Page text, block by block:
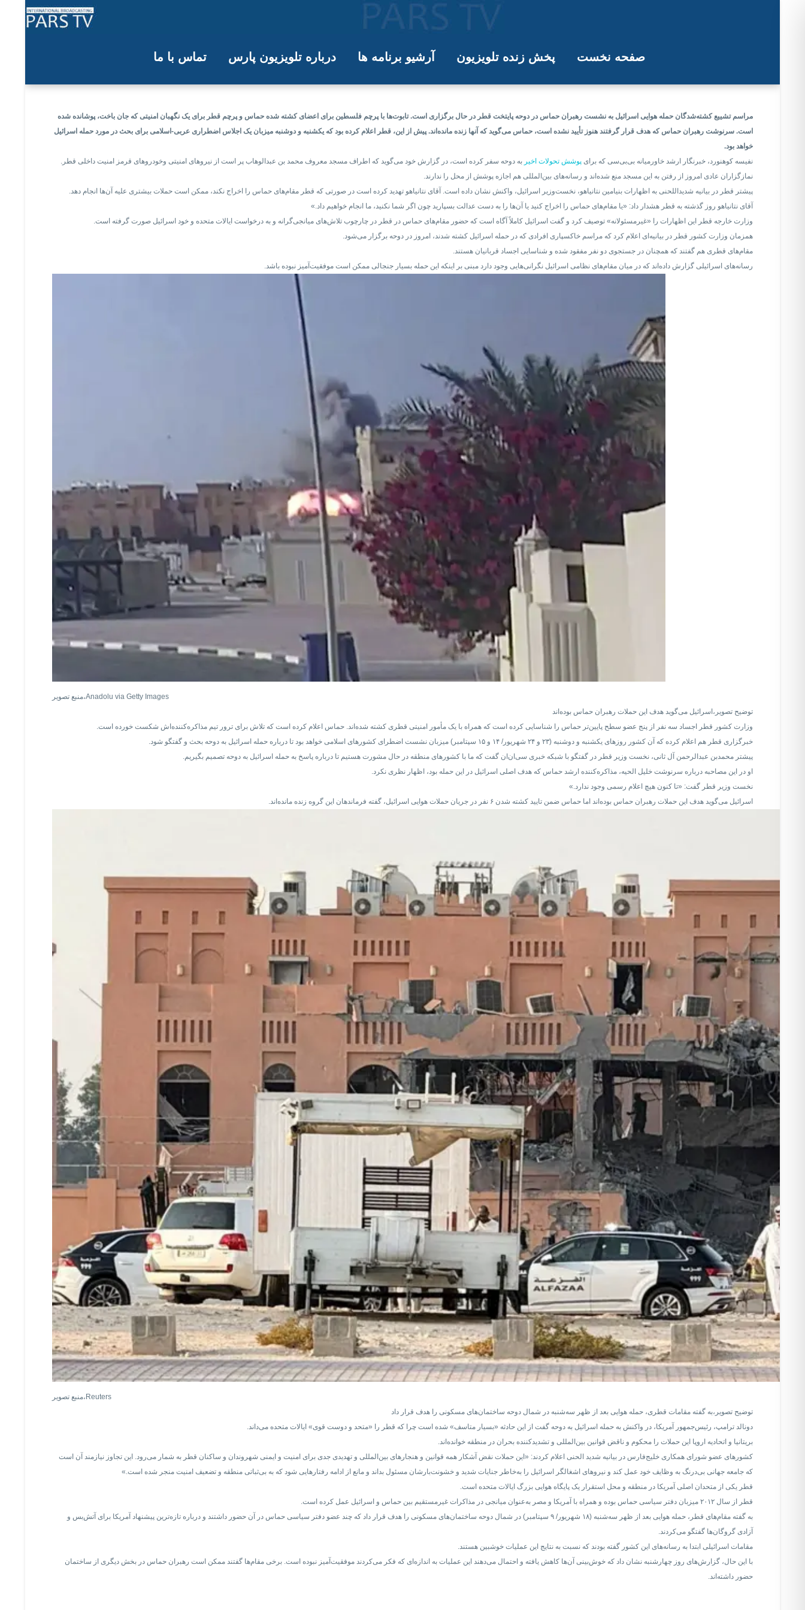
تماس با ما درباره تلویزیون پارس آرشیو برنامه ها پخش زنده تلویزیون صفحه نخست
تشییع کشته‌شدگان حمله اسرائیل به دوحه، همزمان با واکنش تند قطر به اظهارات نتانیاهو
مراسم تشییع کشته‌شدگان حمله هوایی اسرائیل به نشست رهبران حماس در دوحه پایتخت قطر در حال برگزاری است. تابوت‌ها با پرچم فلسطین برای اعضای کشته شده حماس و پرچم قطر برای یک نگهبان امنیتی که جان باخت، پوشانده شده
است. سرنوشت رهبران حماس که هدف قرار گرفتند هنوز تأیید نشده است، حماس می‌گوید که آنها زنده مانده‌اند. پیش از این، قطر اعلام کرده بود که یکشنبه و دوشنبه میزبان یک اجلاس اضطراری عربی-اسلامی برای بحث در مورد حمله اسرائیل
خواهد بود.
نفیسه کوهنورد، خبرنگار ارشد خاورمیانه بی‌بی‌سی که برای پوشش تحولات اخیر به دوحه سفر کرده است، در گزارش خود می‌گوید که اطراف مسجد معروف محمد بن عبدالوهاب پر است از نیروهای امنیتی و‌خودروهای قرمز امنیت داخلی قطر.
نمازگزاران عادی امروز از رفتن به این مسجد منع شده‌اند و‌ رسانه‌های بین‌المللی هم‌ اجازه پوشش از محل را ندارند.
پیشتر قطر در بیانیه‌ شدیداللحنی به اظهارات بنیامین نتانیاهو، نخست‌وزیر اسرائیل، واکنش نشان داده است. آقای نتانیاهو تهدید کرده است در صورتی که قطر مقام‌های حماس را اخراج نکند، ممکن است حملات بیشتری علیه آن‌ها انجام دهد.
آقای نتانیاهو روز گذشته به قطر هشدار داد: «یا مقام‌های حماس را اخراج کنید یا آن‌ها را به دست عدالت بسپارید چون اگر شما نکنید، ما انجام خواهیم داد.»
وزارت خارجه قطر این اظهارات را «غیرمسئولانه» توصیف کرد و گفت اسرائیل کاملاً آگاه است که حضور مقام‌های حماس در قطر در چارچوب تلاش‌های میانجی‌گرانه و به درخواست ایالات متحده و خود اسرائیل صورت گرفته است.
همزمان وزارت کشور قطر در بیانیه‌ای اعلام کرد که مراسم خاکسپاری افرادی که در حمله اسرائیل کشته شدند، امروز در دوحه برگزار می‌شود.
مقام‌های قطری هم گفتند که همچنان در جستجوی دو نفر مفقود شده و شناسایی اجساد قربانیان هستند.
رسانه‌های اسرائیلی گزارش داده‌اند که در میان مقام‌های نظامی اسرائیل نگرانی‌هایی وجود دارد مبنی بر اینکه این حمله بسیار جنجالی ممکن است موفقیت‌آمیز نبوده باشد.
منبع تصویر،Anadolu via Getty Images
توضیح تصویر، اسرائیل می‌گوید هدف این حملات رهبران حماس بوده‌اند
وزارت کشور قطر اجساد سه نفر از پنج عضو سطح پایین‌تر حماس را شناسایی کرده است که همراه با یک مأمور امنیتی قطری کشته شده‌اند. حماس اعلام کرده است که تلاش برای ترور تیم مذاکره‌کننده‌اش شکست خورده است.
خبرگزاری قطر هم اعلام کرده که آن کشور روزهای یکشنبه و دوشنبه (۲۳ و ۲۴ شهریور/ ۱۴ و ۱۵ سپتامبر) میزبان نشست اضطرای کشورهای اسلامی خواهد بود تا درباره حمله اسرائیل به دوحه بحث و گفتگو شود.
پیشتر محمدبن عبدالرحمن آل ثانی، نخست وزیر قطر در گفتگو با شبکه خبری سی‌ان‌ان گفت که ما با کشورهای منطقه در حال مشورت هستیم تا درباره پاسخ به حمله اسرائیل به دوحه تصمیم بگیریم.
او در این مصاحبه درباره سرنوشت خلیل الحیه، مذاکره‌کننده ارشد حماس که هدف اصلی اسرائیل در این حمله بود، اظهار نظری نکرد.
نخست وزیر قطر گفت: «تا کنون هیچ اعلام رسمی وجود ندارد.»
اسرائیل می‌گوید هدف این حملات رهبران حماس بوده‌اند اما حماس ضمن تایید کشته شدن ۶ نفر در جریان حملات هوایی اسرائیل، گفته فرماندهان این گروه زنده مانده‌اند.
منبع تصویر، Reuters
توضیح تصویر،به گفته مقامات قطری، حمله هوایی بعد از ظهر سه‌شنبه در شمال دوحه ساختمان‌های مسکونی را هدف قرار داد
دونالد ترامپ، رئیس‌جمهور آمریکا، در واکنش به حمله اسرائیل به دوحه گفت از این حادثه «بسیار متاسف» شده است چرا که قطر را «متحد و دوست قوی» ایالات متحده می‌داند.
بریتانیا و اتحادیه اروپا این حملات را محکوم و ناقض قوانین بین‌المللی و تشدیدکننده بحران در منطقه خوانده‌اند.
کشورهای عضو شورای همکاری خلیج‌فارس در بیانیه‌ شدید الحنی اعلام کردند: «این حملات نقض آشکار همه قوانین و هنجارهای بین‌المللی و تهدیدی جدی برای امنیت و ایمنی شهروندان و ساکنان قطر به شمار می‌رود. این تجاوز نیازمند آن است
که جامعه جهانی بی‌درنگ به وظایف خود عمل کند و نیروهای اشغالگر اسرائیل را به‌خاطر جنایات شدید و خشونت‌بارشان مسئول بداند و مانع از ادامه رفتارهایی شود که به بی‌ثباتی منطقه و تضعیف امنیت منجر شده است.»
قطر یکی از متحدان اصلی آمریکا در منطقه و محل استقرار یک پایگاه هوایی بزرگ ایالات متحده است.
قطر از سال ۲۰۱۲ میزبان دفتر سیاسی حماس بوده و همراه با آمریکا و مصر به‌عنوان میانجی در مذاکرات غیرمستقیم بین حماس و اسرائیل عمل کرده است.
به گفته مقام‌های قطر، حمله هوایی بعد از ظهر سه‌شنبه (۱۸ شهریور/ ۹ سپتامبر) در شمال دوحه ساختمان‌های مسکونی را هدف قرار داد که چند عضو دفتر سیاسی حماس در آن حضور داشتند و درباره تازه‌ترین پیشنهاد آمریکا برای آتش‌بس و
آزادی گروگان‌ها گفتگو می‌کردند.
مقامات اسرائیلی ابتدا به رسانه‌های این کشور گفته بودند که نسبت به نتایج این عملیات خوشبین هستند.
با این حال، گزارش‌های روز چهارشنبه نشان داد که خوش‌بینی آن‌ها کاهش یافته و احتمال می‌دهند این عملیات به اندازه‌ای که فکر می‌کردند موفقیت‌آمیز نبوده است. برخی مقام‌ها گفتند ممکن است رهبران حماس در بخش دیگری از ساختمان
حضور داشته‌‌اند.